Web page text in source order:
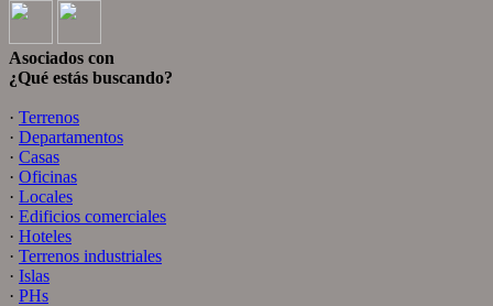
Asociados con
¿Qué estás buscando?
· Terrenos
· Departamentos
· Casas
· Oficinas
· Locales
· Edificios comerciales
· Hoteles
· Terrenos industriales
· Islas
· PHs